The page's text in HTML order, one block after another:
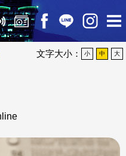
文字大小： 小 中 大